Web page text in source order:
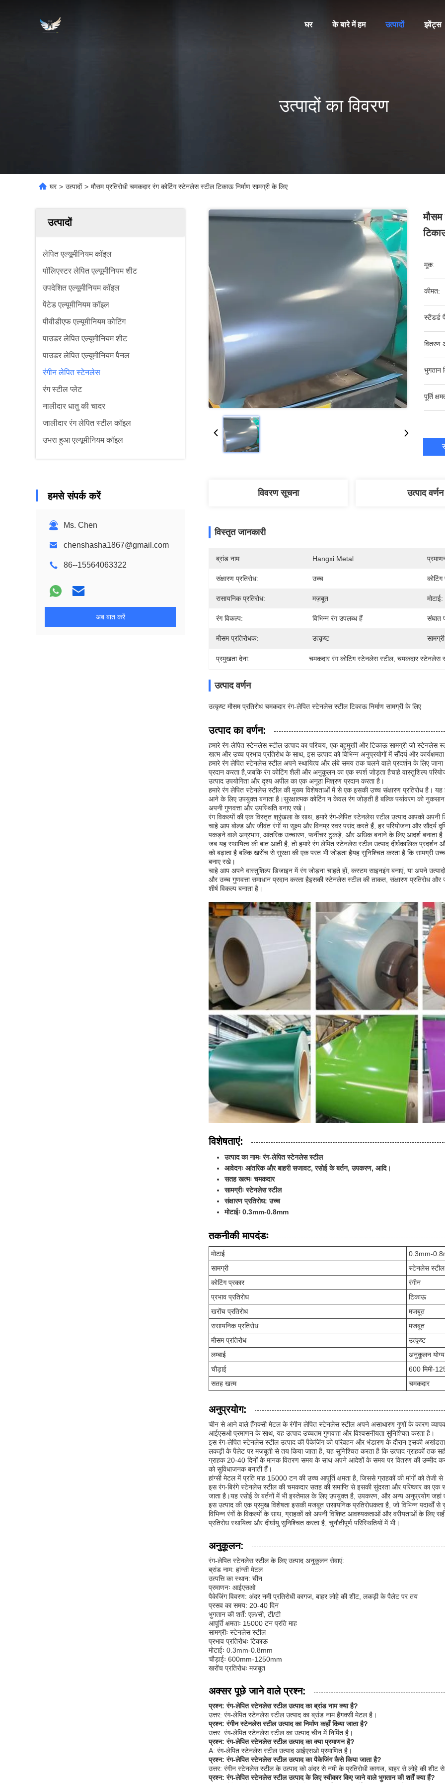
घर के बारे में हम उत्पादों इवेंट्स
उत्पादों का विवरण
घर > उत्पादों > मौसम प्रतिरोधी चमकदार रंग कोटिंग स्टेनलेस स्टील टिकाऊ निर्माण सामग्री के लिए
उत्पादों
लेपित एल्यूमीनियम कॉइल
पॉलिएस्टर लेपित एल्यूमीनियम शीट
उपदेशित एल्यूमीनियम कॉइल
पेंटेड एल्यूमीनियम कॉइल
पीवीडीएफ एल्यूमीनियम कोटिंग
पाउडर लेपित एल्यूमीनियम शीट
पाउडर लेपित एल्यूमीनियम पैनल
रंगीन लेपित स्टेनलेस
रंग स्टील प्लेट
नालीदार धातु की चादर
जालीदार रंग लेपित स्टील कॉइल
उभरा हुआ एल्यूमीनियम कॉइल
हमसे संपर्क करें
Ms. Chen
chenshasha1867@gmail.com
86--15564063322
अब बात करें
मौसम
मूक:
कीमत:
स्टैंडर्ड
वितरण
भुगतान
पूर्ति
विवरण सूचना उत्पाद वर्णन
विस्तृत जानकारी
ब्रांड नाम Hangxi Metal
संक्षारण प्रतिरोध: उच्च कोटिंग
रासायनिक प्रतिरोध: मज़बूत मोटाई:
रंग विकल्प: विभिन्न रंग उपलब्ध हैं संघात
मौसम प्रतिरोधक: उत्कृष्ट
प्रमुखता देना: चमकदार रंग कोटिंग स्टेनलेस स्टील, चमकदार स्टेनलेस
उत्पाद वर्णन
उत्कृष्ट मौसम प्रतिरोध चमकदार रंग-लेपित स्टेनलेस स्टील टिकाऊ निर्माण सामग्री के लिए
उत्पाद का वर्णन:
हमारे रंग-लेपित स्टेनलेस स्टील उत्पाद का परिचय, एक बहुमुखी और टिकाऊ सामग्री जो स्टेनलेस
खत्म और उच्च प्रभाव प्रतिरोध के साथ, इस उत्पाद को विभिन्न अनुप्रयोगों में सौंदर्य और
हमारे रंग लेपित स्टेनलेस स्टील अपने स्थायित्व और लंबे समय तक चलने वाले प्रदर्शन के लिए
प्रदान करता है,जबकि रंग कोटिंग शैली और अनुकूलन का एक स्पर्श जोड़ता हैचाहे वास्तुशिल्प
उत्पाद उपयोगिता और दृश्य अपील का एक अनूठा मिश्रण प्रदान करता है।
हमारे रंग लेपित स्टेनलेस स्टील की मुख्य विशेषताओं में से एक इसकी उच्च संक्षारण प्रतिरोध है। यह
आने के लिए उपयुक्त बनाता है।सुरक्षात्मक कोटिंग न केवल रंग जोड़ती है बल्कि पर्यावरण को
अपनी गुणवत्ता और उपस्थिति बनाए रखे।
रंग विकल्पों की एक विस्तृत श्रृंखला के साथ, हमारे रंग-लेपित स्टेनलेस स्टील उत्पाद आपको
चाहे आप बोल्ड और जीवंत रंगों या सूक्ष्म और विनम्र स्वर पसंद करते हैं, हर परियोजना और
पकड़ने वाले अग्रभाग, आंतरिक उच्चारण, फर्नीचर टुकड़े, और अधिक बनाने के लिए आदर्श बनाता
जब यह स्थायित्व की बात आती है, तो हमारे रंग लेपित स्टेनलेस स्टील उत्पाद दीर्घकालिक
को बढ़ाता है बल्कि खरोंच से सुरक्षा की एक परत भी जोड़ता हैयह सुनिश्चित करता है कि सामग्री उच्च
बनाए रखे।
चाहे आप अपने वास्तुशिल्प डिजाइन में रंग जोड़ना चाहते हों, कस्टम साइनइंग बनाएं, या अपने
और उच्च गुणवत्ता समाधान प्रदान करता हैइसकी स्टेनलेस स्टील की ताकत, संक्षारण प्रतिरोध
शीर्ष विकल्प बनाता है।
विशेषताएं:
उत्पाद का नामः रंग-लेपित स्टेनलेस स्टील
आवेदनः आंतरिक और बाहरी सजावट, रसोई के बर्तन, उपकरण, आदि।
सतह खत्मः चमकदार
सामग्रीः स्टेनलेस स्टील
संक्षारण प्रतिरोध: उच्च
मोटाईः 0.3mm-0.8mm
तकनीकी मापदंडः
मोटाई
0.3mm-
सामग्री
स्टेनलेस स्टील
कोटिंग प्रकार
रंगीन
प्रभाव प्रतिरोध
टिकाऊ
खरोंच प्रतिरोध
मजबूत
रासायनिक प्रतिरोध
मजबूत
मौसम प्रतिरोध
उत्कृष्ट
लम्बाई
अनुकूलन योग्य
चौड़ाई
600 मिमी-
सतह खत्म
चमकदार
अनुप्रयोग:
चीन से आने वाले हैंगक्सी मेटल के रंगीन लेपित स्टेनलेस स्टील अपने असाधारण गुणों के कारण
आईएसओ प्रमाणन के साथ, यह उत्पाद उच्चतम गुणवत्ता और विश्वसनीयता सुनिश्चित करता है।
इस रंग-लेपित स्टेनलेस स्टील उत्पाद की पैकेजिंग को परिवहन और भंडारण के दौरान इसकी
लकड़ी के पैलेट पर मजबूती से तय किया जाता है, यह सुनिश्चित करता है कि उत्पाद ग्राहकों तक
ग्राहक 20-40 दिनों के मानक वितरण समय के साथ अपने आदेशों के समय पर वितरण की उम्मीद
को सुविधाजनक बनाती हैं।
हांग्सी मेटल में प्रति माह 15000 टन की उच्च आपूर्ति क्षमता है, जिससे ग्राहकों की मांगों को
इस रंग-बिरंगे स्टेनलेस स्टील की चमकदार सतह की समाप्ति से इसकी सुंदरता और परिष्कार का
जाता है।यह रसोई के बर्तनों में भी इस्तेमाल के लिए उपयुक्त है, उपकरण, और अन्य अनुप्रयोग
इस उत्पाद की एक प्रमुख विशेषता इसकी मजबूत रासायनिक प्रतिरोधकता है, जो विभिन्न पदार्थों से
विभिन्न रंगों के विकल्पों के साथ, ग्राहकों को अपनी विशिष्ट आवश्यकताओं और वरीयताओं के लिए
प्रतिरोध स्थायित्व और दीर्घायु सुनिश्चित करता है, चुनौतीपूर्ण परिस्थितियों में भी।
अनुकूलन:
रंग-लेपित स्टेनलेस स्टील के लिए उत्पाद अनुकूलन सेवाएं:
ब्रांड नाम: हांग्सी मेटल
उत्पत्ति का स्थान: चीन
प्रमाणनः आईएसओ
पैकेजिंग विवरण: अंदर नमी प्रतिरोधी कागज, बाहर लोहे की शीट, लकड़ी के पैलेट पर तय
प्रसव का समय: 20-40 दिन
भुगतान की शर्तें: एल/सी, टी/टी
आपूर्ति क्षमताः 15000 टन प्रति माह
सामग्रीः स्टेनलेस स्टील
प्रभाव प्रतिरोधः टिकाऊ
मोटाईः 0.3mm-0.8mm
चौड़ाईः 600mm-1250mm
खरोंच प्रतिरोधः मजबूत
अक्सर पूछे जाने वाले प्रश्न:
प्रश्न: रंग-लेपित स्टेनलेस स्टील उत्पाद का ब्रांड नाम क्या है?
उत्तर: रंग-लेपित स्टेनलेस स्टील उत्पाद का ब्रांड नाम हैंगक्सी मेटल है।
प्रश्न: रंगीन स्टेनलेस स्टील उत्पाद का निर्माण कहाँ किया जाता है?
उत्तर: रंग-लेपित स्टेनलेस स्टील का उत्पाद चीन में निर्मित है।
प्रश्न: रंग-लेपित स्टेनलेस स्टील उत्पाद का क्या प्रमाणन है?
A: रंग-लेपित स्टेनलेस स्टील उत्पाद आईएसओ प्रमाणित है।
प्रश्न: रंग-लेपित स्टेनलेस स्टील उत्पाद का पैकेजिंग कैसे किया जाता है?
उत्तर: रंगीन स्टेनलेस स्टील के उत्पाद को अंदर से नमी के प्रतिरोधी कागज, बाहर से लोहे की
प्रश्न: रंग-लेपित स्टेनलेस स्टील उत्पाद के लिए स्वीकार किए जाने वाले भुगतान की शर्तें क्या हैं?